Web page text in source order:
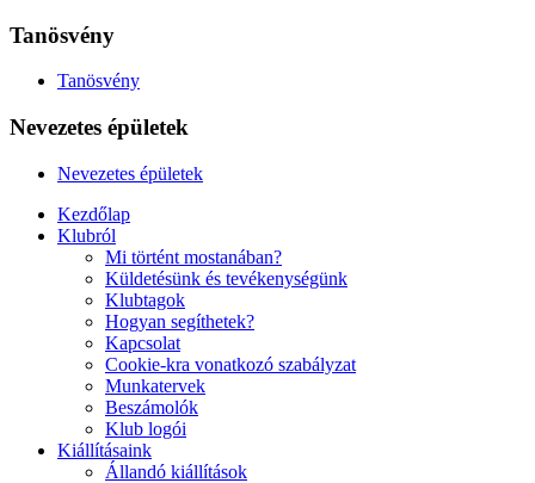
Tanösvény
Tanösvény
Nevezetes épületek
Nevezetes épületek
Kezdőlap
Klubról
Mi történt mostanában?
Küldetésünk és tevékenységünk
Klubtagok
Hogyan segíthetek?
Kapcsolat
Cookie-kra vonatkozó szabályzat
Munkatervek
Beszámolók
Klub logói
Kiállításaink
Állandó kiállítások